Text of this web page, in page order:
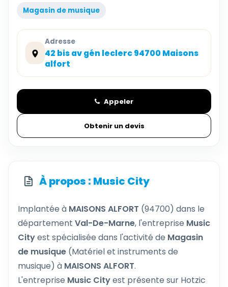
Magasin de musique
Adresse
42 bis av gén leclerc 94700 Maisons
alfort
Appeler
Obtenir un devis
À propos : Music City
Implantée à MAISONS ALFORT (94700) dans le
département Val-De-Marne, l'entreprise Music
Cityest spécialisée dans l'activité de Magasin
de musique (Matériel et instruments de
musique) à MAISONS ALFORT.
L'entreprise Music Cityest présente sur Hotzic